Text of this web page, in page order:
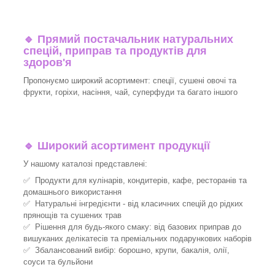
🔹 Прямий постачальник натуральних
спецій, приправ та продуктів для
здоров'я
Пропонуємо широкий асортимент: спеції, сушені овочі та
фрукти, горіхи, насіння, чай, суперфуди та багато іншого
🔹 Широкий асортимент продукції
У нашому каталозі представлені:
✅ Продукти для кулінарів, кондитерів, кафе, ресторанів та
домашнього використання
✅ Натуральні інгредієнти - від класичних спецій до рідких
прянощів та сушених трав
✅ Рішення для будь-якого смаку: від базових приправ до
вишуканих делікатесів та преміальних подарункових наборів
✅ Збалансований вибір: борошно, крупи, бакалія, олії,
соуси та бульйони